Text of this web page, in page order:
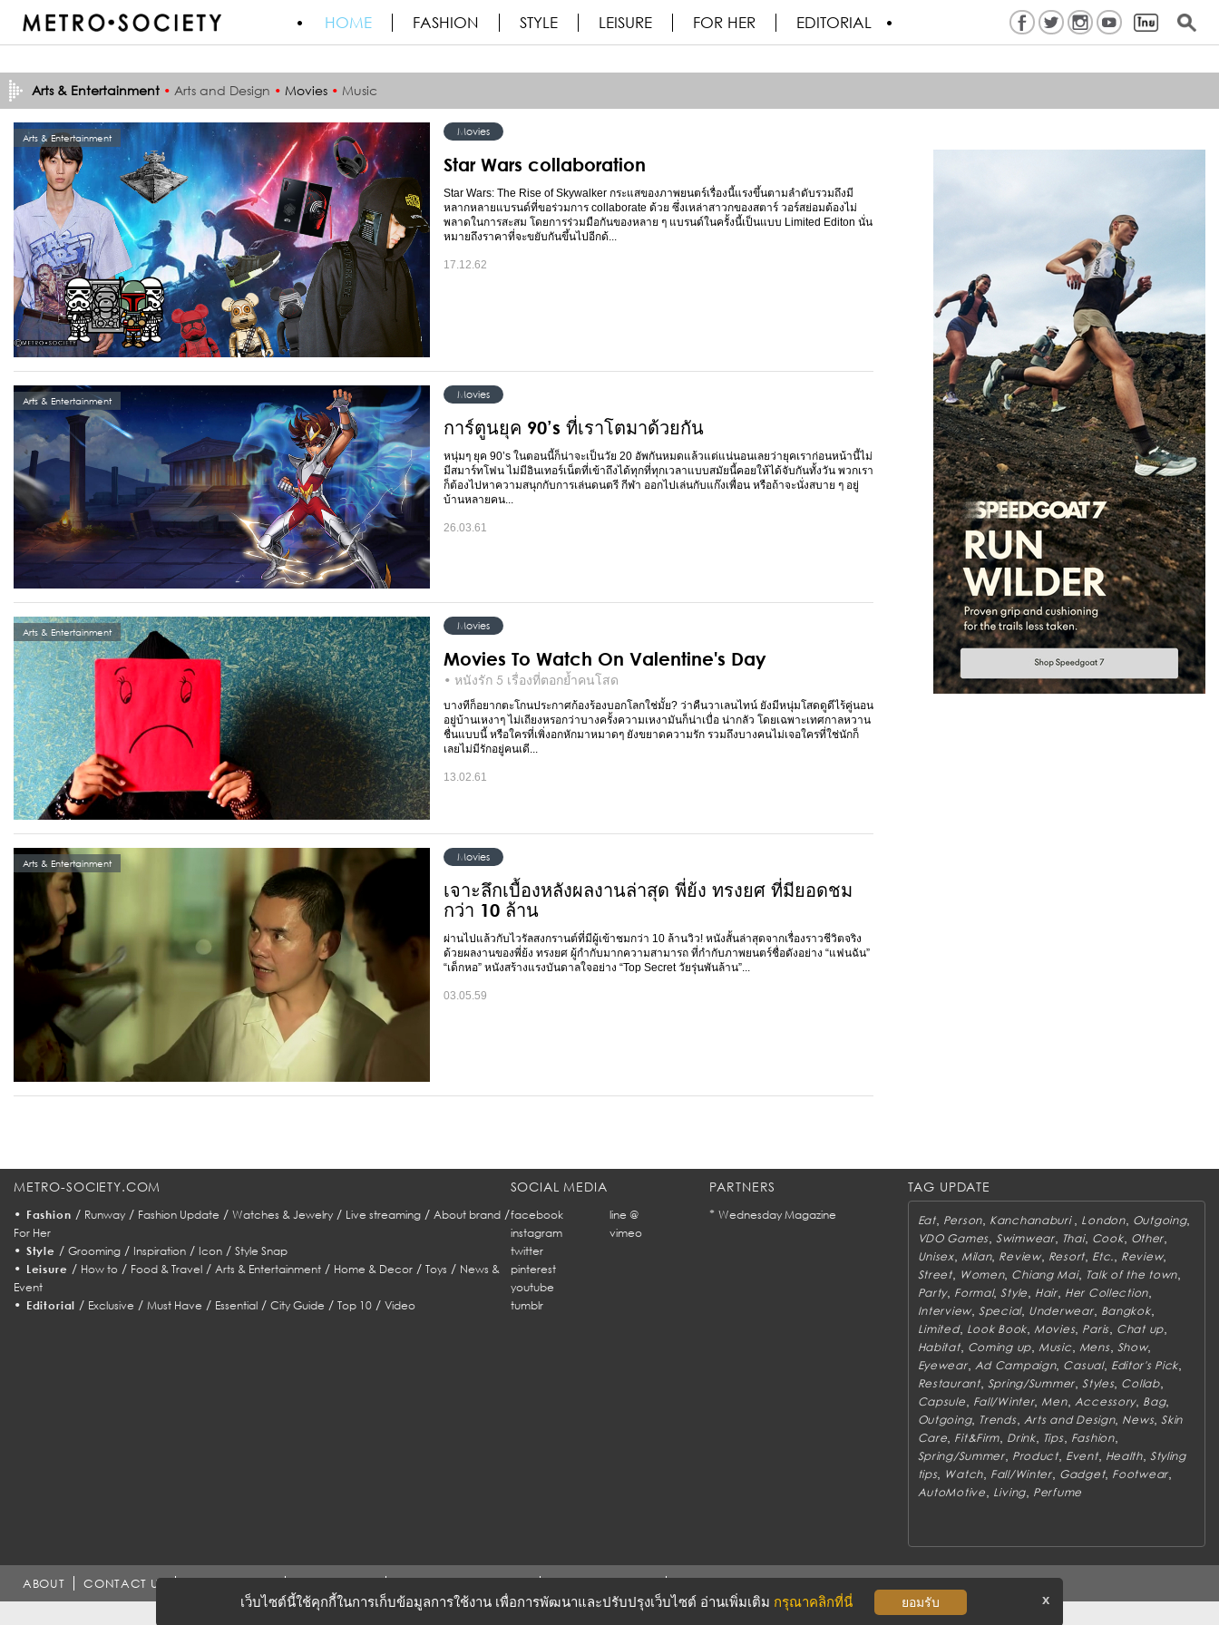
HOME FASHION STYLE LEISURE FOR HER EDITORIAL
Arts & Entertainment • Arts and Design • Movies • Music
Arts & Entertainment
Movies
Star Wars collaboration
Star Wars: The Rise of Skywalker กระแสของภาพยนตร์เรื่องนี้แรงขึ้นตามลำดับรวมถึงมี
หลากหลายแบรนด์ที่ขอร่วมการ collaborate ด้วย ซึ่งเหล่าสาวกของสตาร์ วอร์สย่อมต้องไม่
พลาดในการสะสม โดยการร่วมมือกันของหลาย ๆ แบรนด์ในครั้งนี้เป็นแบบ Limited Editon นั่น
หมายถึงราคาที่จะขยับกันขึ้นไปอีกด้...
17.12.62
Arts & Entertainment
Movies
การ์ตูนยุค 90’s ที่เราโตมาด้วยกัน
หนุ่มๆ ยุค 90’s ในตอนนี้ก็น่าจะเป็นวัย 20 อัพกันหมดแล้วแต่แน่นอนเลยว่ายุคเราก่อนหน้านี้ไม่
มีสมาร์ทโฟน ไม่มีอินเทอร์เน็ตที่เข้าถึงได้ทุกที่ทุกเวลาแบบสมัยนี้คอยให้ได้จับกันทั้งวัน พวกเรา
ก็ต้องไปหาความสนุกกับการเล่นดนตรี กีฬา ออกไปเล่นกับแก๊งเพื่อน หรือถ้าจะนั่งสบาย ๆ อยู่
บ้านหลายคน...
26.03.61
Arts & Entertainment
Movies
Movies To Watch On Valentine's Day
• หนังรัก 5 เรื่องที่ตอกย้ำคนโสด
บางทีก็อยากตะโกนประกาศก้องร้องบอกโลกใช่มั้ย? ว่าคืนวาเลนไทน์ ยังมีหนุ่มโสดดูดีไร้คู่นอน
อยู่บ้านเหงาๆ ไม่เถียงหรอกว่าบางครั้งความเหงามันก็น่าเบื่อ น่ากลัว โดยเฉพาะเทศกาลหวาน
ชื่นแบบนี้ หรือใครที่เพิ่งอกหักมาหมาดๆ ยังขยาดความรัก รวมถึงบางคนไม่เจอใครที่ใช่นักก็
เลยไม่มีรักอยู่คนเดี...
13.02.61
Arts & Entertainment
Movies
เจาะลึกเบื้องหลังผลงานล่าสุด พี่ย้ง ทรงยศ ที่มียอดชม
กว่า 10 ล้าน
ผ่านไปแล้วกับไวรัลสงกรานต์ที่มีผู้เข้าชมกว่า 10 ล้านวิว! หนังสั้นล่าสุดจากเรื่องราวชีวิตจริง
ด้วยผลงานของพี่ย้ง ทรงยศ ผู้กำกับมากความสามารถ ที่กำกับภาพยนตร์ชื่อดังอย่าง “แฟนฉัน”
“เด็กหอ” หนังสร้างแรงบันดาลใจอย่าง “Top Secret วัยรุ่นพันล้าน”...
03.05.59
METRO-SOCIETY.COM
• Fashion / Runway/ Fashion Update / Watches & Jewelry/ Live streaming/ About brand/
For Her
• Style / Grooming/ Inspiration/ Icon/ Style Snap
• Leisure / How to/ Food & Travel/ Arts & Entertainment/ Home & Decor/ Toys / News &
Event
• Editorial / Exclusive /Must Have / Essential /City Guide /Top 10 /Video
SOCIAL MEDIA
facebook
line @
instagram
vimeo
twitter
pinterest
youtube
tumblr
PARTNERS
* Wednesday Magazine
TAG UPDATE
Eat, Person, Kanchanaburi , London, Outgoing,
VDO Games, Swimwear, Thai, Cook, Other,
Unisex, Milan, Review, Resort, Etc., Review,
Street, Women, Chiang Mai, Talk of the town,
Party, Formal,Style, Hair, Her Collection,
Interview, Special, Underwear, Bangkok,
Limited, Look Book,Movies, Paris, Chat up,
Habitat, Coming up,Music, Mens, Show,
Eyewear, Ad Campaign, Casual, Editor's Pick,
Restaurant, Spring/Summer,Styles, Collab,
Capsule, Fall/Winter,Men, Accessory, Bag,
Outgoing, Trends, Arts and Design, News,Skin
Care, Fit&Firm, Drink, Tips, Fashion,
Spring/Summer, Product, Event, Health, Styling
tips, Watch, Fall/Winter, Gadget, Footwear,
AutoMotive, Living, Perfume
ABOUT CONTACT US
เว็บไซต์นี้ใช้คุกกี้ในการเก็บข้อมูลการใช้งาน เพื่อการพัฒนาและปรับปรุงเว็บไซต์ อ่านเพิ่มเติม กรุณาคลิกที่นี่ ยอมรับ x